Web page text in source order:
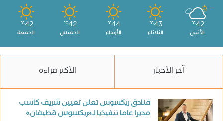
42
℃
الأثنين
43
℃
الثلاثاء
44
℃
الأربعاء
42
℃
الخميس
42
℃
الجمعة
آخر الأخبار الأكثر قراءة
فنادق ريكسوس تعلن تعيين شريف كاسب
مديرا عاما تنفيذيا لـ«ريكسوس قطيفان»